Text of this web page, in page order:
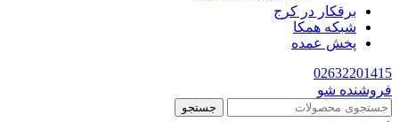
برقکار در کرج
شبکه همکا
پخش عمده
02632201415
فروشنده شو
جستجو